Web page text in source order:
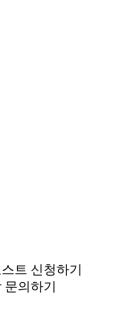
트 신청하기
의하기